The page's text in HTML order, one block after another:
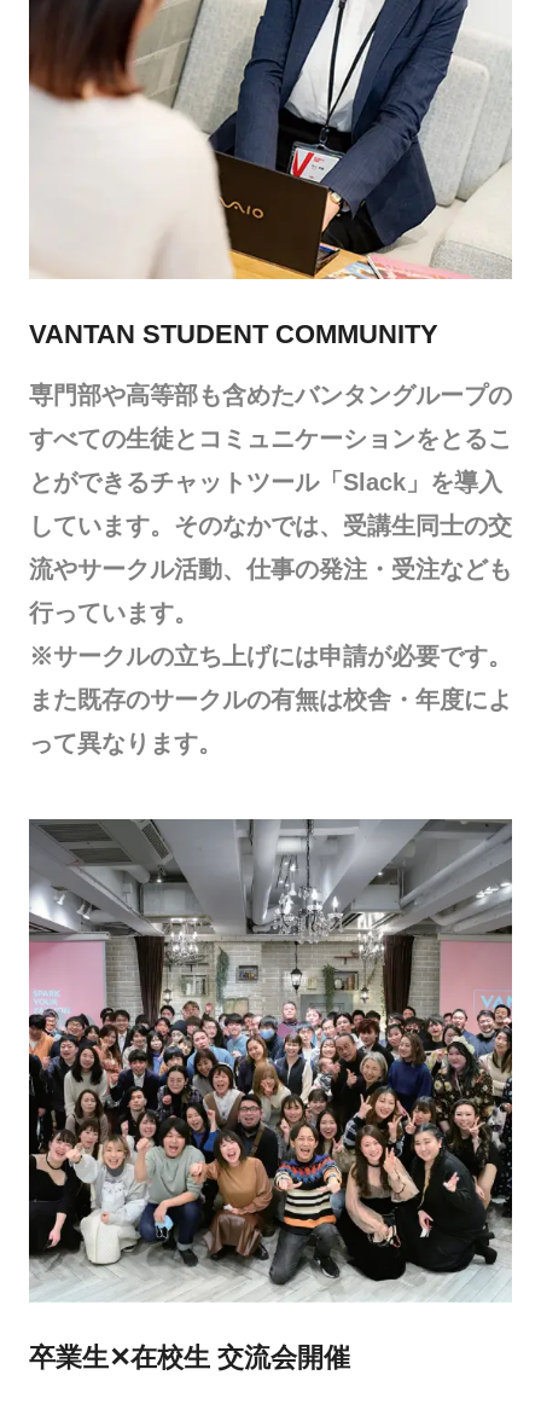
VANTAN STUDENT COMMUNITY
専門部や高等部も含めたバンタングループの
すべての生徒とコミュニケーションをとるこ
とができるチャットツール「Slack」を導入
しています。そのなかでは、受講生同士の交
流やサークル活動、仕事の発注・受注なども
行っています。
※サークルの立ち上げには申請が必要です。
また既存のサークルの有無は校舎・年度によ
って異なります。
卒業生✕在校生 交流会開催